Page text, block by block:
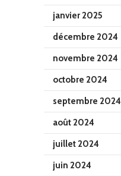
janvier 2025
décembre 2024
novembre 2024
octobre 2024
septembre 2024
août 2024
juillet 2024
juin 2024